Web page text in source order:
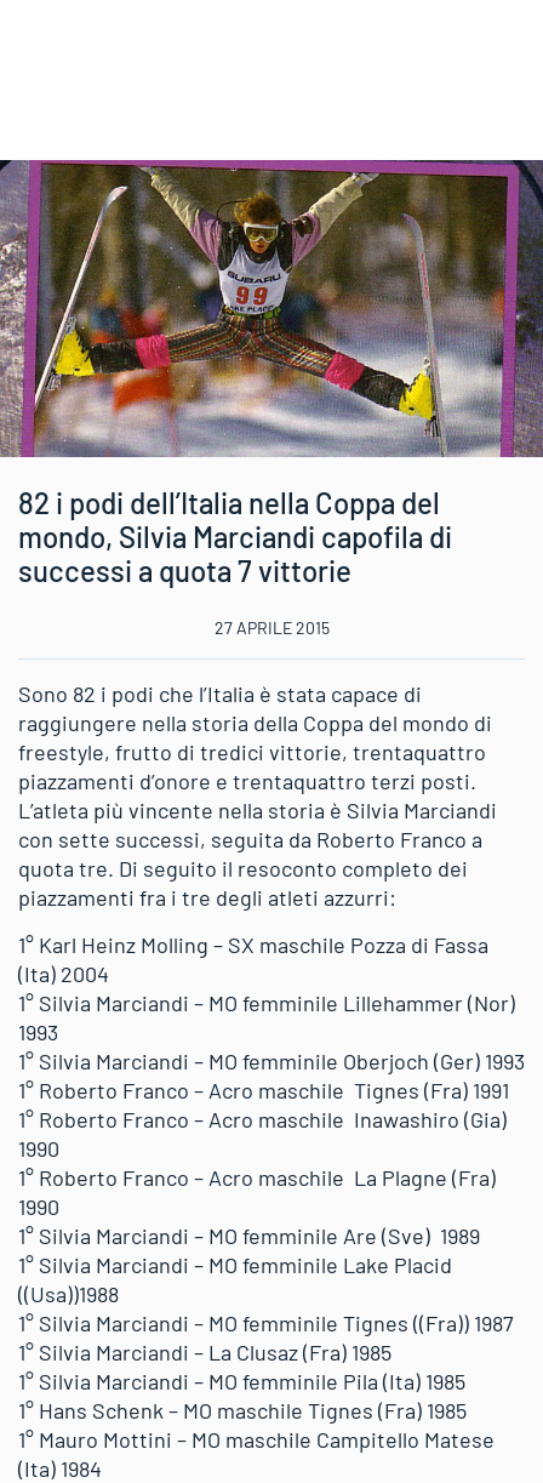
82 i podi dell’Italia nella Coppa del
mondo, Silvia Marciandi capofila di
successi a quota 7 vittorie
27 APRILE 2015
Sono 82 i podi che l’Italia è stata capace di
raggiungere nella storia della Coppa del mondo di
freestyle, frutto di tredici vittorie, trentaquattro
piazzamenti d’onore e trentaquattro terzi posti.
L’atleta più vincente nella storia è Silvia Marciandi
con sette successi, seguita da Roberto Franco a
quota tre. Di seguito il resoconto completo dei
piazzamenti fra i tre degli atleti azzurri:
1° Karl Heinz Molling – SX maschile Pozza di Fassa
(Ita) 2004
1° Silvia Marciandi – MO femminile Lillehammer (Nor)
1993
1° Silvia Marciandi – MO femminile Oberjoch (Ger) 1993
1° Roberto Franco – Acro maschile Tignes (Fra) 1991
1° Roberto Franco – Acro maschile Inawashiro (Gia)
1990
1° Roberto Franco – Acro maschile La Plagne (Fra)
1990
1° Silvia Marciandi – MO femminile Are (Sve) 1989
1° Silvia Marciandi – MO femminile Lake Placid
((Usa))1988
1° Silvia Marciandi – MO femminile Tignes ((Fra)) 1987
1° Silvia Marciandi – La Clusaz (Fra) 1985
1° Silvia Marciandi – MO femminile Pila (Ita) 1985
1° Hans Schenk – MO maschile Tignes (Fra) 1985
1° Mauro Mottini – MO maschile Campitello Matese
(Ita) 1984